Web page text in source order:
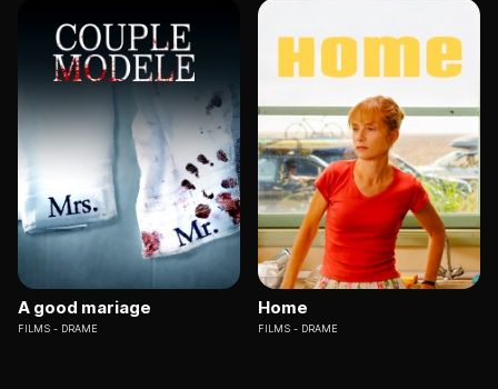
A good mariage
FILMS DRAME
Home
FILMS DRAME